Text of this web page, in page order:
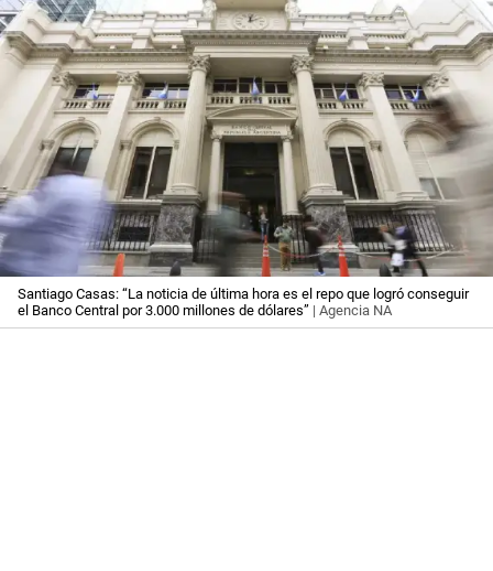
Santiago Casas: “La noticia de última hora es el repo que logró conseguir
el Banco Central por 3.000 millones de dólares” | Agencia NA